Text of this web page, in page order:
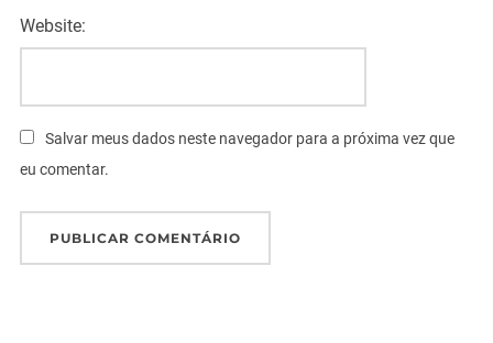
Website:
Salvar meus dados neste navegador para a próxima vez que
eu comentar.